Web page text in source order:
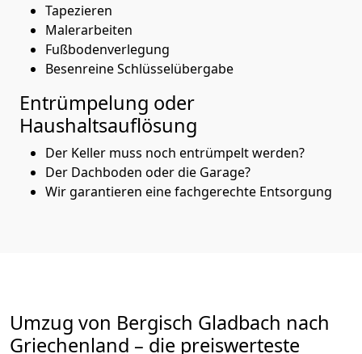
Tapezieren
Malerarbeiten
Fußbodenverlegung
Besenreine Schlüsselübergabe
Entrümpelung oder
Haushaltsauflösung
Der Keller muss noch entrümpelt werden?
Der Dachboden oder die Garage?
Wir garantieren eine fachgerechte Entsorgung
Umzug von Bergisch Gladbach nach
Griechenland – die preiswerteste